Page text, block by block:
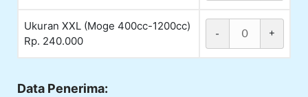
Ukuran XXL (Moge 400cc-1200cc)
Rp. 240.000
- +
Data Penerima: